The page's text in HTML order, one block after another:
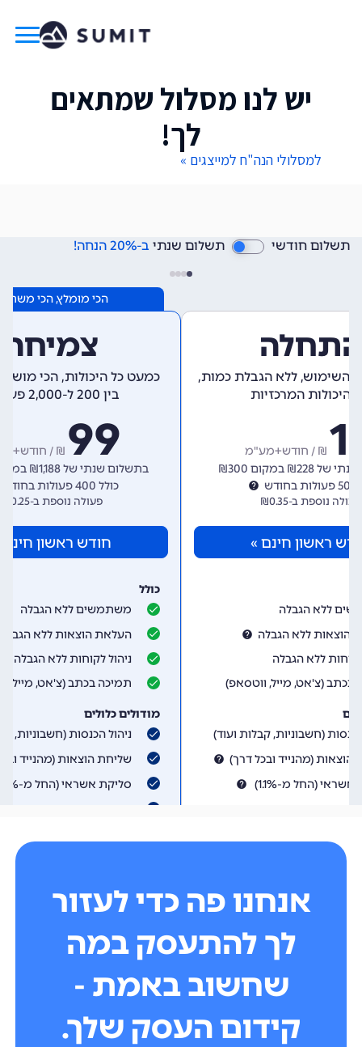
יש לנו מסלול שמתאים
לך!
למסלולי הנה"ח למייצגים »
אנחנו פה כדי לעזור
לך להתעסק במה
שחשוב באמת -
קידום העסק שלך.